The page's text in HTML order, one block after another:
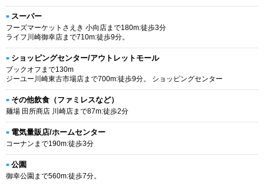
スーパー
フーズマーケットさえき 小向店まで180m:徒歩3分
ライフ川崎御幸店まで710m:徒歩9分。
ショッピングセンター/アウトレットモール
ブックオフまで130m
ジーユー川崎東古市場店まで700m:徒歩9分。 ショッピングセンター
その他飲食（ファミレスなど）
麺場 田所商店 川崎店まで87m:徒歩2分
電気量販店/ホームセンター
コーナンまで190m:徒歩3分
公園
御幸公園まで560m:徒歩7分。